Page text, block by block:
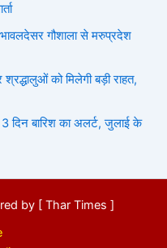
भावलदेसर गौशाला से मरुप्रदेश
को मिलेगी बड़ी राहत,
बारिश का अलर्ट, जुलाई के
by [ Thar Times ]